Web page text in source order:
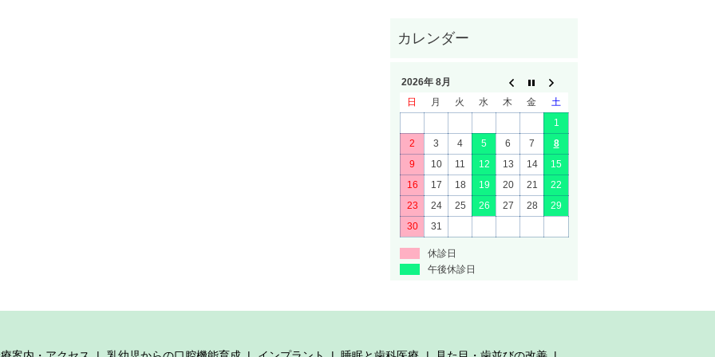
2026年 8月
日
月 火 水 木 金
土
1
2
3 4 5 6 7
8
9
10 11 12 13 14
15
16
17 18 19 20 21
22
23
24 25 26 27 28
29
30
31
休診日
午後休診日